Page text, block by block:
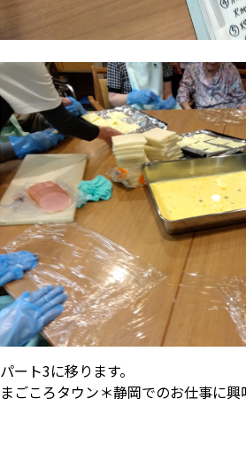
パート3に移ります。
まごころタウン＊静岡でのお仕事に